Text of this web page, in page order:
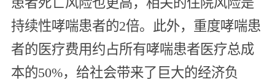
持续性哮喘患者的2倍。此外，重度哮喘患
者的医疗费用约占所有哮喘患者医疗总成
本的50%，给社会带来了巨大的经济负